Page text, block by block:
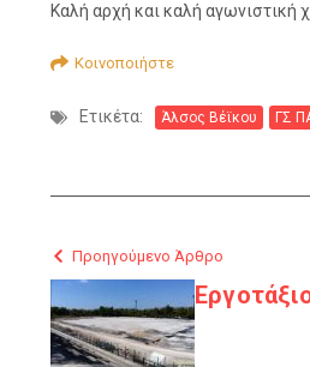
Καλή αρχή και καλή αγωνιστική
Κοινοποιήστε
Ετικέτα: Άλσος Βέϊκου ΓΣ
Προηγούμενο Άρθρο